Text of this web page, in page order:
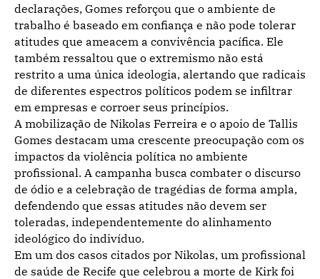
declarações, Gomes reforçou que o ambiente de
trabalho é baseado em confiança e não pode tolerar
atitudes que ameacem a convivência pacífica. Ele
também ressaltou que o extremismo não está
restrito a uma única ideologia, alertando que radicais
de diferentes espectros políticos podem se infiltrar
em empresas e corroer seus princípios.
A mobilização de Nikolas Ferreira e o apoio de Tallis
Gomes destacam uma crescente preocupação com os
impactos da violência política no ambiente
profissional. A campanha busca combater o discurso
de ódio e a celebração de tragédias de forma ampla,
defendendo que essas atitudes não devem ser
toleradas, independentemente do alinhamento
ideológico do indivíduo.
Em um dos casos citados por Nikolas, um profissional
de saúde de Recife que celebrou a morte de Kirk foi